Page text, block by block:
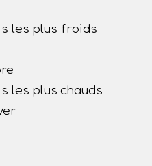
les plus froids
les plus chauds